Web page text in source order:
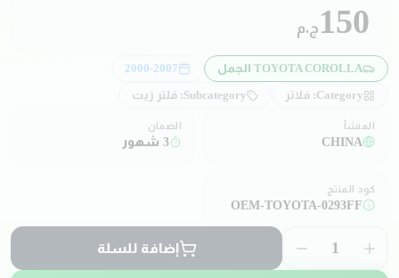
150 ج.م
TOYOTA COROLLA الجمل
2000-2007
Category: فلاتر Subcategory: فلتر زيت
المنشأ
CHINA
الضمان
3 شهور
كود المنتج
OEM-TOYOTA-0293FF
1 إضافة للسلة